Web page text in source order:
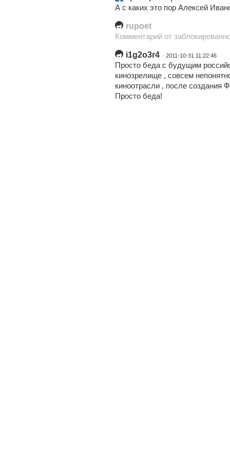
А с каких это пор Алексей
rupoet
Комментарий от
i1g2o3r4 · 2011-10-31 11:22:46
Просто беда с будущим
кинозрелище , совсем
киноотрасли , после создания
Просто беда!